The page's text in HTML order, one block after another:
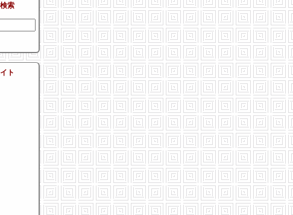
索
ト